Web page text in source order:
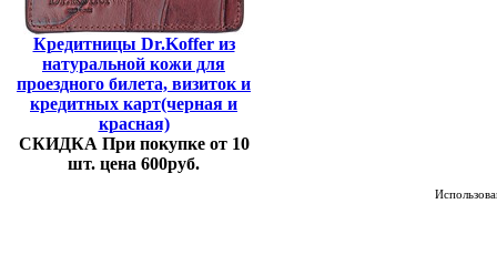
Кредитницы Dr.Koffer из
натуральной кожи для
проездного билета, визиток и
кредитных карт(черная и
красная)
СКИДКА При покупке от 10
шт. цена 600руб.